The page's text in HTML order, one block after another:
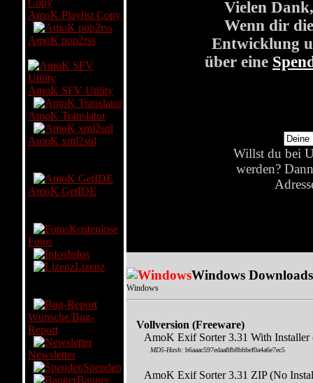
AmoK Playlist Copy
AmoK pop2rss
AmoK SFV Utility
AmoK Translator
AmoK xml2sql
AmoK GetIDE
Kostenlose
Fotos
Infos
Lizenz
Wünsche/Bug-
Report
Newsletter
Spenden
Banner
Vielen
Wenn dir
Entwicklung
über eine
Willst du bei
werden?
Windows Downloads
Windows
Vollversion (Freeware)
AmoK Exif Sorter 3.31 With Installer
MD5-Hash: b6aaac597edaa8fb8bbbef0a4a6e7ec5
AmoK Exif Sorter 3.31 ZIP (No